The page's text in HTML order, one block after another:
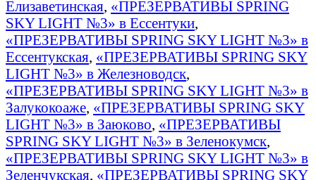
Елизаветинская, «ПРЕЗЕРВАТИВЫ SPRING
SKY LIGHT №3» в Ессентуки,
«ПРЕЗЕРВАТИВЫ SPRING SKY LIGHT №3» в
Ессентукская, «ПРЕЗЕРВАТИВЫ SPRING SKY
LIGHT №3» в Железноводск,
«ПРЕЗЕРВАТИВЫ SPRING SKY LIGHT №3» в
Залукокоаже, «ПРЕЗЕРВАТИВЫ SPRING SKY
LIGHT №3» в Заюково, «ПРЕЗЕРВАТИВЫ
SPRING SKY LIGHT №3» в Зеленокумск,
«ПРЕЗЕРВАТИВЫ SPRING SKY LIGHT №3» в
Зеленчукская, «ПРЕЗЕРВАТИВЫ SPRING SKY